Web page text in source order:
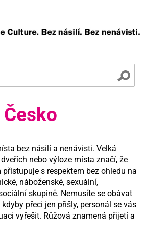
bez násilí a nenávisti. Velká
nebo výloze místa značí, že
s respektem bez ohledu na
náboženské, sexuální,
skupině. Nemusíte se obávat
přeci jen přišly, personál se vás
vyřešit. Růžová znamená přijetí a